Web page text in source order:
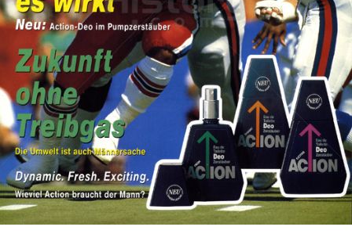
ACTION - DAS MÄNNER-SHAMPOO
Henkel Central Eastern Europe GmbH
1991
Bild-ID: 17783